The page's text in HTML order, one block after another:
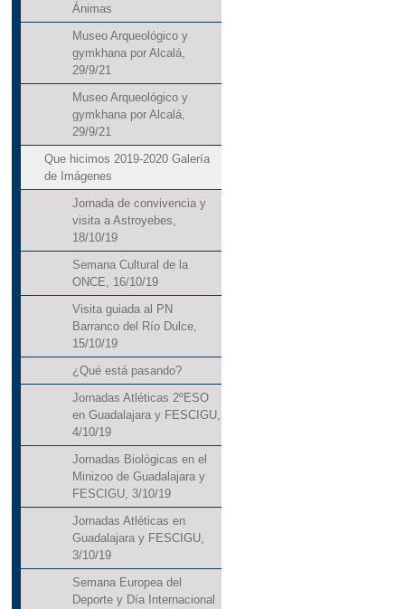
Ánimas
Museo Arqueológico y
gymkhana por Alcalá,
29/9/21
Museo Arqueológico y
gymkhana por Alcalá,
29/9/21
Que hicimos 2019-2020 Galería
de Imágenes
Jornada de convivencia y
visita a Astroyebes,
18/10/19
Semana Cultural de la
ONCE, 16/10/19
Visita guiada al PN
Barranco del Río Dulce,
15/10/19
¿Qué está pasando?
Jornadas Atléticas 2ºESO
en Guadalajara y FESCIGU,
4/10/19
Jornadas Biológicas en el
Minizoo de Guadalajara y
FESCIGU, 3/10/19
Jornadas Atléticas en
Guadalajara y FESCIGU,
3/10/19
Semana Europea del
Deporte y Día Internacional